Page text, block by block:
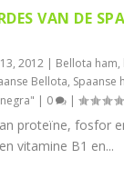
VAN DE
2012 | Bellota ham,
Bellota, Spaanse
| 0 |
proteïne, fosfor
vitamine B1 en...